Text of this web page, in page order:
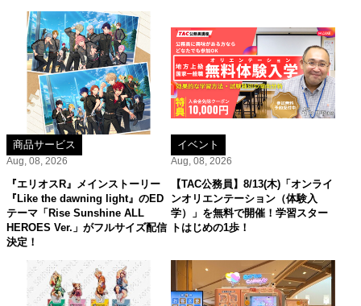
商品サービス
Aug, 08, 2026
『エリオスR』メインストーリー
『Like the dawning light』のED
テーマ「Rise Sunshine ALL
HEROES Ver.」がフルサイズ配信
決定！
イベント
Aug, 08, 2026
【TAC公務員】8/13(木)「オンライ
ンオリエンテーション（体験入
学）」を無料で開催！学習スター
トはじめの1歩！